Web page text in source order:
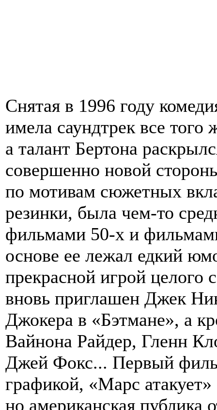
Снятая в 1996 году
имела саундтрек все
а талант Бертона
совершенно новой
по мотивам сюжетных
резинки, была чем-то
фильмами 50-х и
основе ее лежал едкий
прекрасной игрой целого
вновь приглашен Джек
Джокера в «Бэтмане», а
Вайнона Райдер, Гленн
Джей Фокс... Первый
графикой, «Марс
но американская публика